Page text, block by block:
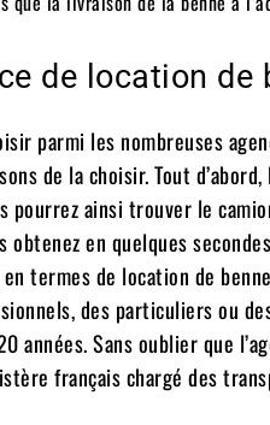
de location de
parmi les nombreuses
de la choisir. Tout
pourrez ainsi trouver le
en quelques
en termes de location de
des particuliers ou
années. Sans oublier que
français chargé des